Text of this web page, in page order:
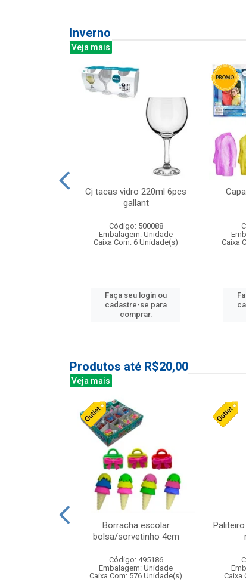
Inverno
Veja mais
Cj tacas vidro 220ml 6pcs
gallant
Código: 500088
Embalagem: Unidade
Caixa Com: 6 Unidade(s)
Faça seu login ou
cadastre-se para
comprar.
Caixa
Produtos até R$20,00
Veja mais
Borracha escolar
bolsa/sorvetinho 4cm
Código: 495186
Embalagem: Unidade
Caixa Com: 576 Unidade(s)
Caixa